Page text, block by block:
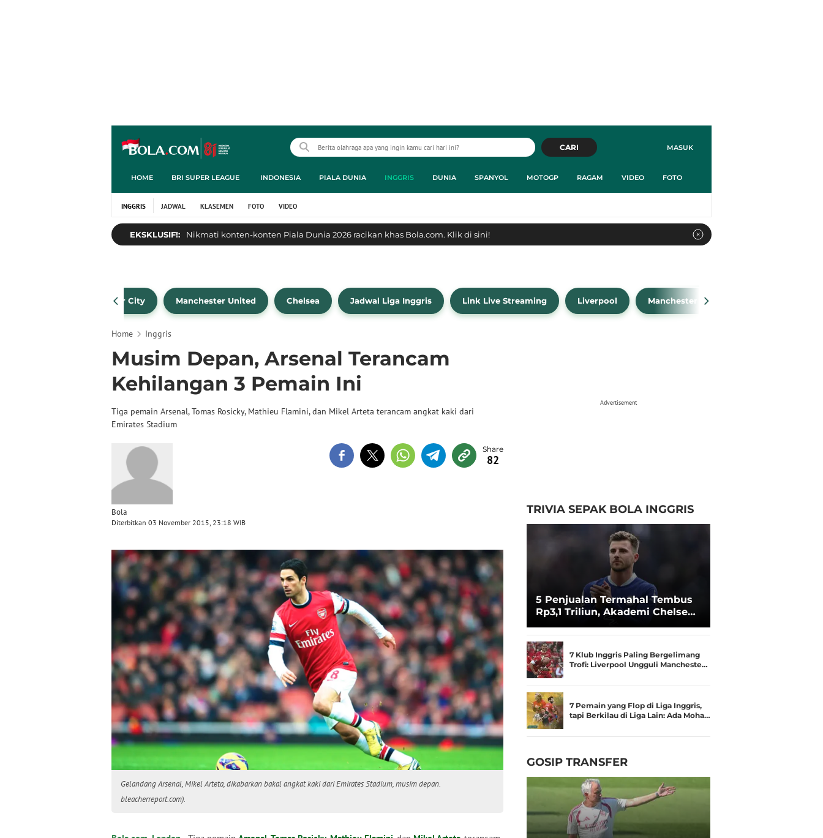
MASUK
CARI
HOME BRI SUPER LEAGUE INDONESIA PIALA DUNIA INGGRIS DUNIA SPANYOL MOTOGP RAGAM VIDEO FOTO
INGGRIS JADWAL KLASEMEN FOTO VIDEO
EKSKLUSIF!: Nikmati konten-konten Piala Dunia 2026 racikan khas Bola.com. Klik di sini!
Manchester City Manchester United Chelsea Jadwal Liga Inggris Link Live Streaming Liverpool Manchester City
Home Inggris
Musim Depan, Arsenal Terancam
Kehilangan 3 Pemain Ini
Tiga pemain Arsenal, Tomas Rosicky, Mathieu Flamini, dan Mikel Arteta terancam angkat kaki dari
Emirates Stadium
Bola
Diterbitkan 03 November 2015, 23:18 WIB
82
Gelandang Arsenal, Mikel Arteta, dikabarkan bakal angkat kaki dari Emirates Stadium, musim depan.
bleacherreport.com).
Advertisement
TRIVIA SEPAK BOLA INGGRIS
5 Penjualan Termahal Tembus
Rp3,1 Triliun, Akademi Chelsea
7 Klub Inggris Paling Bergelimang
Trofi: Liverpool Ungguli Mancheste…
7 Pemain yang Flop di Liga Inggris,
tapi Berkilau di Liga Lain: Ada Moha…
GOSIP TRANSFER